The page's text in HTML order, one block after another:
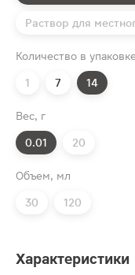
Раствор для
Количество в
1 7 14
Вес, г
0.01 20
Объем, мл
30 120
Характеристики